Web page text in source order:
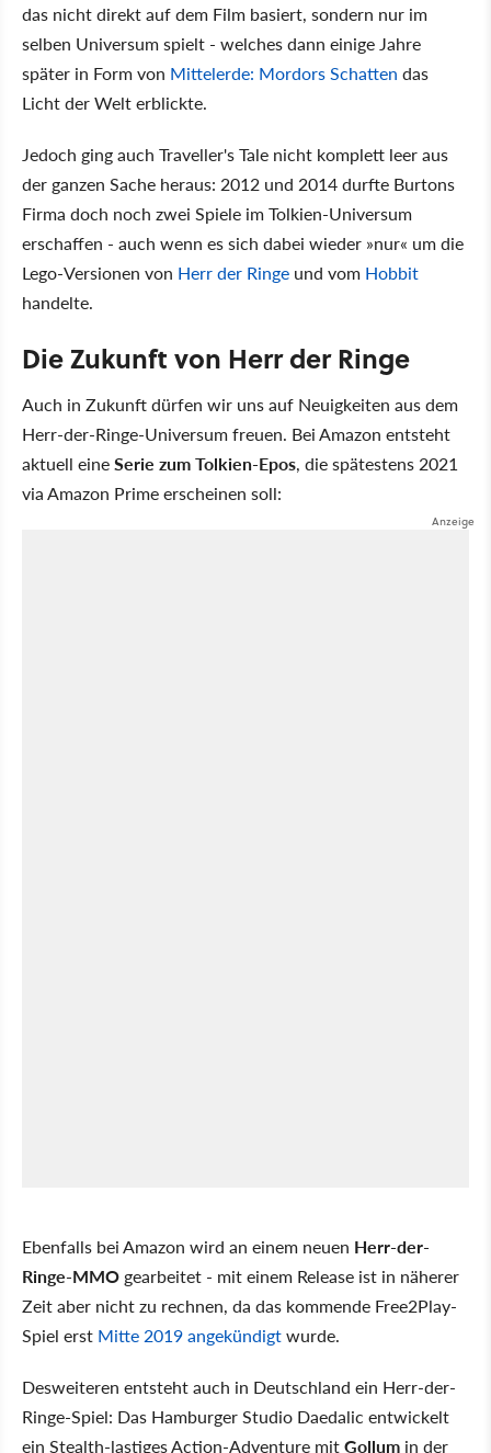
das nicht direkt auf dem Film basiert, sondern nur im
selben Universum spielt - welches dann einige Jahre
später in Form von Mittelerde: Mordors Schatten das
Licht der Welt erblickte.
Jedoch ging auch Traveller's Tale nicht komplett leer aus
der ganzen Sache heraus: 2012 und 2014 durfte Burtons
Firma doch noch zwei Spiele im Tolkien-Universum
erschaffen - auch wenn es sich dabei wieder »nur« um die
Lego-Versionen von Herr der Ringe und vom Hobbit
handelte.
Die Zukunft von Herr der Ringe
Auch in Zukunft dürfen wir uns auf Neuigkeiten aus dem
Herr-der-Ringe-Universum freuen. Bei Amazon entsteht
aktuell eineSerie zum Tolkien-Epos, die spätestens 2021
via Amazon Prime erscheinen soll:
Ebenfalls bei Amazon wird an einem neuen Herr-der-
Ringe-MMO gearbeitet - mit einem Release ist in näherer
Zeit aber nicht zu rechnen, da das kommende Free2Play-
Spiel erst Mitte 2019 angekündigtwurde.
Desweiteren entsteht auch in Deutschland ein Herr-der-
Ringe-Spiel: Das Hamburger Studio Daedalic entwickelt
ein Stealth-lastiges Action-Adventure mitGollum in der